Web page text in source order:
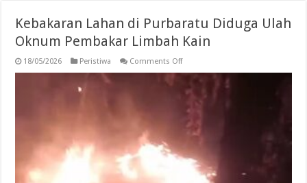
Kebakaran Lahan di Purbaratu Diduga Ulah
Oknum Pembakar Limbah Kain
18/05/2026 Peristiwa Comments Offon
Lahan
di
Purbaratu
Ulah
Oknum
Pembakar
Kain